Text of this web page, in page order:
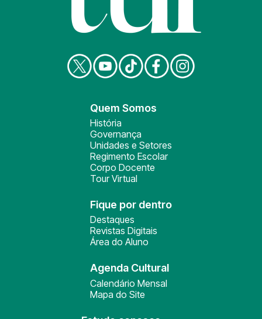
Quem Somos
História
Governança
Unidades e Setores
Regimento Escolar
Corpo Docente
Tour Virtual
Fique por dentro
Destaques
Revistas Digitais
Área do Aluno
Agenda Cultural
Calendário Mensal
Mapa do Site